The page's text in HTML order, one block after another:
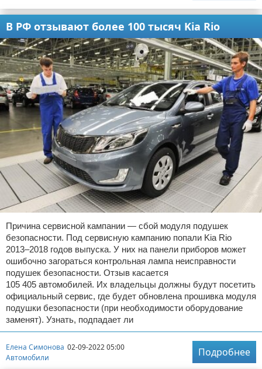
В РФ отзывают более 100 тысяч Kia Rio
Причина сервисной кампании — сбой модуля подушек
безопасности. Под сервисную кампанию попали Kia Rio
2013–2018 годов выпуска. У них на панели приборов может
ошибочно загораться контрольная лампа неисправности
подушек безопасности. Отзыв касается
105 405 автомобилей. Их владельцы должны будут посетить
официальный сервис, где будет обновлена прошивка модуля
подушки безопасности (при необходимости оборудование
заменят). Узнать, подпадает ли
Елена Симонова 02-09-2022 05:00
Автомобили
Подробнее